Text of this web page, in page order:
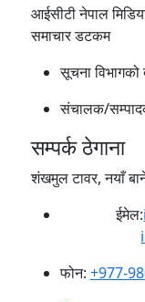
आईसीटी नेपाल
समाचार डटकम
सूचना विभागको
संचालक/
सम्पर्क ठेगाना
शंखमुल टावर, नयाँ
ईमेल:
फोन: +977-